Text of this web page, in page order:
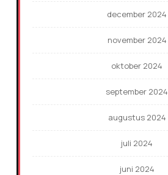
december 2024
november 2024
oktober 2024
september 2024
augustus 2024
juli 2024
juni 2024